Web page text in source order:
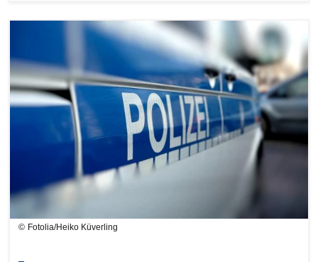
Fotolia/Heiko Küverling